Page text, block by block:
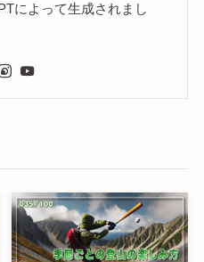
によって生成されまし